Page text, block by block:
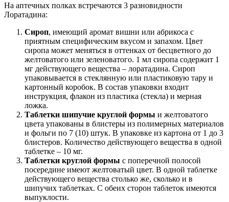
На аптечных полках встречаются 3 разновидности
Лоратадина:
Сироп, имеющий аромат вишни или абрикоса с
приятным специфическим вкусом и запахом. Цвет
сиропа может меняться в оттенках от бесцветного до
желтоватого или зеленоватого. 1 мл сиропа содержит 1
мг действующего вещества – лоратадина. Сироп
упаковывается в стеклянную или пластиковую тару и
картонный коробок. В состав упаковки входит
инструкция, флакон из пластика (стекла) и мерная
ложка.
Таблетки шипучие круглой формы и желтоватого
цвета упакованы в блистеры из полимерных материалов
и фольги по 7 (10) штук. В упаковке из картона от 1 до 3
блистеров. Количество действующего вещества в одной
таблетке – 10 мг.
Таблетки круглой формы с поперечной полосой
посередине имеют желтоватый цвет. В одной таблетке
действующего вещества столько же, сколько и в
шипучих таблетках. С обеих сторон таблеток имеются
выпуклости.